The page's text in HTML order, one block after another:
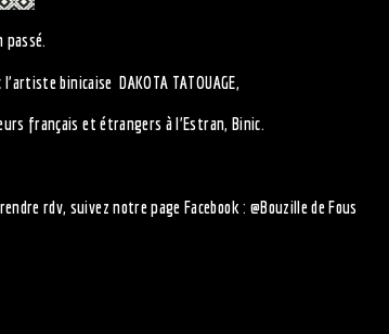
passé.
binicaise DAKOTA TATOUAGE,
français et étrangers à l’Estran, Binic.
rdv, suivez notre page Facebook : @Bouzille de Fous